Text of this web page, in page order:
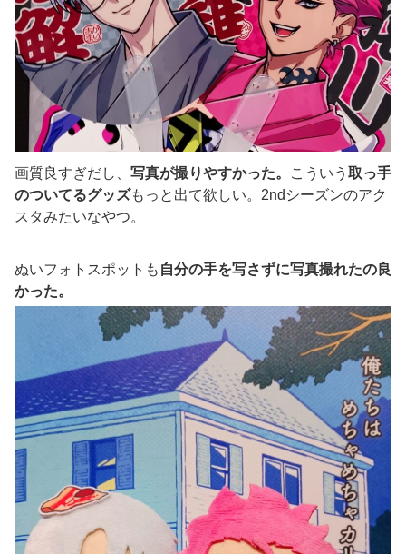
画質良すぎだし、 写真が撮りやすかった。 こういう 取っ手
のついてるグッズもっと出て欲しい。2ndシーズンのアク
スタみたいなやつ。
ぬいフォトスポットも 自分の手を写さずに写真撮れたの良
かった。